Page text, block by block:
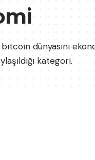
dünyasını
kategori.